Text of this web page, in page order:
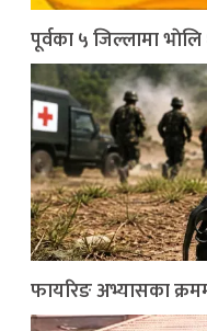
पूर्वका ५ जिल्लामा
फायरिङ अभ्यासका